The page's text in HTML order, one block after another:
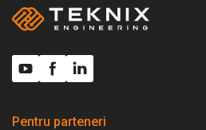
Pentru parteneri